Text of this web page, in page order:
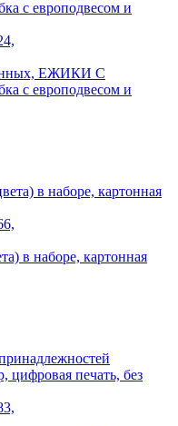
ЕЖИКИ С
с европодвесом и
в наборе, картонная